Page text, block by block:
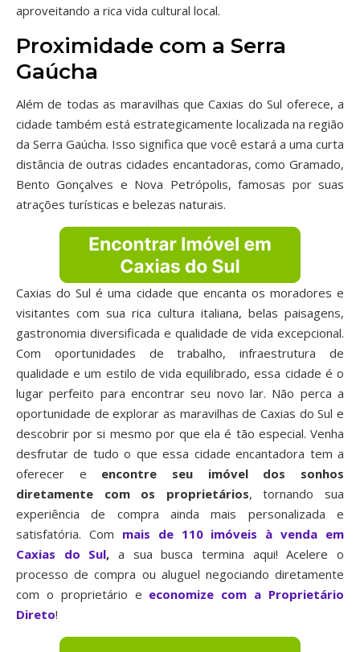
aproveitando a rica vida cultural local.
Proximidade com a Serra
Gaúcha
Além de todas as maravilhas que Caxias do Sul oferece, a
cidade também está estrategicamente localizada na região
da Serra Gaúcha. Isso significa que você estará a uma curta
distância de outras cidades encantadoras, como Gramado,
Bento Gonçalves e Nova Petrópolis, famosas por suas
atrações turísticas e belezas naturais.
Caxias do Sul é uma cidade que encanta os moradores e
visitantes com sua rica cultura italiana, belas paisagens,
gastronomia diversificada e qualidade de vida excepcional.
Com oportunidades de trabalho, infraestrutura de
qualidade e um estilo de vida equilibrado, essa cidade é o
lugar perfeito para encontrar seu novo lar. Não perca a
oportunidade de explorar as maravilhas de Caxias do Sul e
descobrir por si mesmo por que ela é tão especial. Venha
desfrutar de tudo o que essa cidade encantadora tem a
oferecer e encontre seu imóvel dos sonhos
diretamente com os proprietários, tornando sua
experiência de compra ainda mais personalizada e
satisfatória. Com mais de 110 imóveis à venda em
Caxias do Sul, a sua busca termina aqui! Acelere o
processo de compra ou aluguel negociando diretamente
com o proprietário e economize com a Proprietário
Direto!